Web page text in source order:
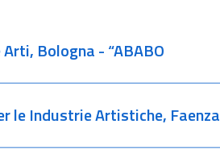
Bologna - “ABABO
le Industrie Artistiche, Faenza